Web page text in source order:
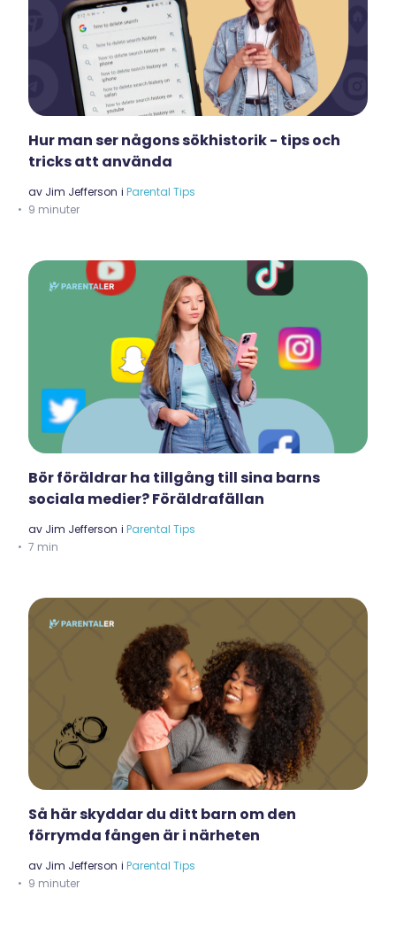
Hur man ser någons sökhistorik - tips och
tricks att använda
av Jim Jefferson i Parental Tips
9 minuter
Bör föräldrar ha tillgång till sina barns
sociala medier? Föräldrafällan
av Jim Jefferson i Parental Tips
7 min
Så här skyddar du ditt barn om den
förrymda fången är i närheten
av Jim Jefferson i Parental Tips
9 minuter